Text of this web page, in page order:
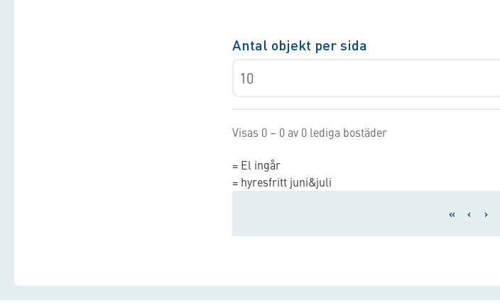
Antal objekt per sida
Visas 0 – 0 av 0 lediga bostäder
= El ingår
= hyresfritt juni&juli
« ‹ ›